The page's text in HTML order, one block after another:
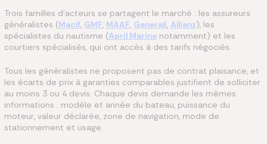
Trois familles d'acteurs se partagent le marché : les assureurs
généralistes (Macif, GMF, MAAF, Generali, Allianz), les
spécialistes du nautisme (April Marine notamment) et les
courtiers spécialisés, qui ont accès à des tarifs négociés.
Tous les généralistes ne proposent pas de contrat plaisance, et
les écarts de prix à garanties comparables justifient de solliciter
au moins 3 ou 4 devis. Chaque devis demande les mêmes
informations : modèle et année du bateau, puissance du
moteur, valeur déclarée, zone de navigation, mode de
stationnement et usage.